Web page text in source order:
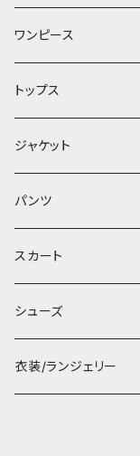
ワンピース
トップス
ジャケット
パンツ
スカート
シューズ
衣装/ランジェリー